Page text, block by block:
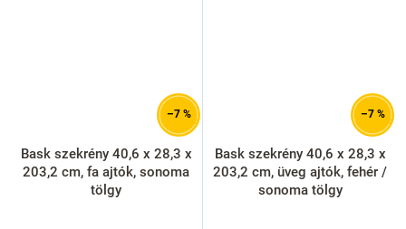
–7 %
Bask szekrény 40,6 x 28,3 x
203,2 cm, fa ajtók, sonoma
tölgy
–7 %
Bask szekrény 40,6 x 28,3 x
203,2 cm, üveg ajtók, fehér /
sonoma tölgy